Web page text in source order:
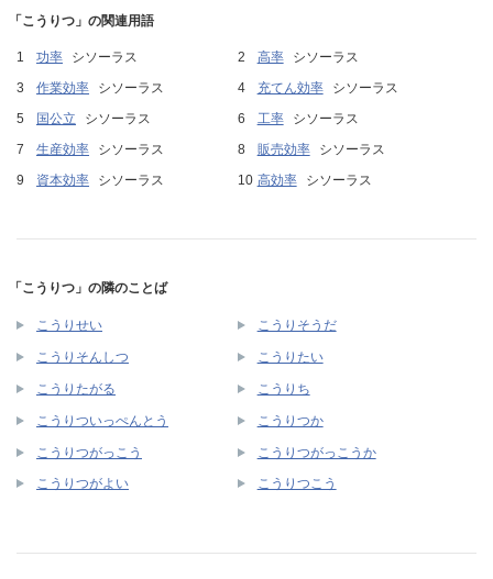
「こうりつ」の関連用語
功率 シソーラス 高率
シソーラス
作業効率
シソーラス 充てん効率
シソーラス
国公立
シソーラス 工率
シソーラス
生産効率
シソーラス 販売効率
シソーラス
資本効率
シソーラス 高効率 シソーラス
「こうりつ」の隣のことば
こうりせい こうりそうだ
こうりそんしつ こうりたい
こうりたがる こうりち
こうりついっぺんとう こうりつか
こうりつがっこう こうりつがっこうか
こうりつがよい こうりつこう